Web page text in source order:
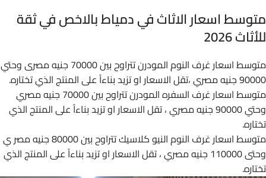
متوسط اسعار الاثاث في دمياط بالاخص في ثقة
للأثاث 2026
متوسط اسعار غرف النوم المودرن تتراوح بين 70000 جنيه مصرى وحتي
90000 جنيه مصري ،تقل الاسعار او تزيد بناءاً على المنتج الذي تختاره.
متوسط اسعار غرف السفره المودرن تتراوح بين 70000 جنيه مصري
وحتي 90000 جنيه مصري ، تقل الاسعار او تزيد بناءاً على المنتج الذي
تختاره.
متوسط اسعار غرف النوم النيو كلاسيك تتراوح بين 80000 جنيه مصر ي
وحتى 110000 جنيه مصري ، تقل الاسعار او تزيد بناءاً على المنتج الذي
تختاره.